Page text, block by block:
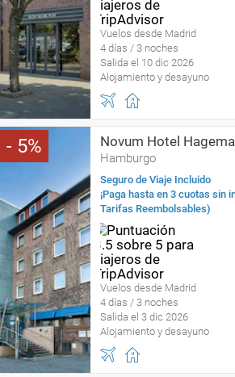
Vuelos desde Madrid
4 días / 3 noches
Salida el 10 dic 2026
Alojamiento y desayuno
5 Novum Hotel
Hamburgo
Seguro de Viaje Incluido
¡Paga hasta en 3 cuotas sin
Tarifas Reembolsables)
Vuelos desde Madrid
4 días / 3 noches
Salida el 3 dic 2026
Alojamiento y desayuno